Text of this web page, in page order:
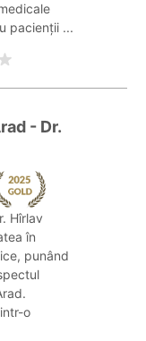
pacienții ...
- Dr.
Hîrlav
în
punând
o